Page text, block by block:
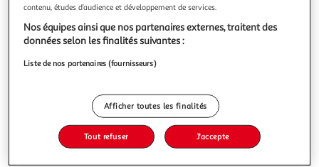
élégant, il allie fraîcheur et sucrosité dans un très bel
équilibre.
Vous voulez connaître le prix de ce produit ?
Afficher le prix
contenu, études d’audience et développement de services.
Nos équipes ainsi que nos partenaires externes, traitent des
données selon les finalités suivantes :
Liste de nos partenaires (fournisseurs)
Afficher toutes les finalités
Tout refuser J'accepte